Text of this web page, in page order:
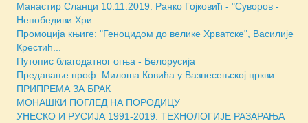
Манастир Сланци 10.11.2019. Ранко Гојковић - "Суворов -
Непобедиви Хри...
Промоција књиге: "Геноцидом до велике Хрватске", Василије
Крестић...
Путопис благодатног огња - Белорусија
Предавање проф. Милоша Ковића у Вазнесењској цркви...
ПРИПРЕМА ЗА БРАК
МОНАШКИ ПОГЛЕД НА ПОРОДИЦУ
УНЕСКО И РУСИЈА 1991-2019: ТЕХНОЛОГИЈЕ РАЗАРАЊА